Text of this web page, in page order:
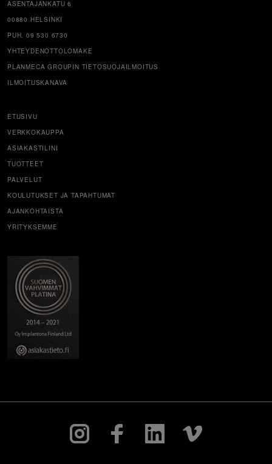
ASENTAJANKATU 6
00880 HELSINKI
PUH. 09 530 6730
YHTEYDENOTTOLOMAKE
PLANMECA GROUPIN TIETOSUOJAILMOITUS
ILMOITUSKANAVA
ETUSIVU
VERKKOKAUPPA
ASIAKASTILINI
TUOTTEET
PALVELUT
KOULUTUKSET JA TAPAHTUMAT
AJANKOHTAISTA
YRITYKSEMME